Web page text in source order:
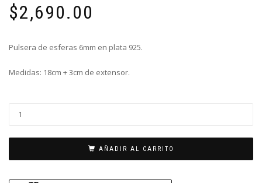
$2,690.00
Pulsera de esferas 6mm en plata 925.
Medidas: 18cm + 3cm de extensor.
6mm
AÑADIR AL CARRITO